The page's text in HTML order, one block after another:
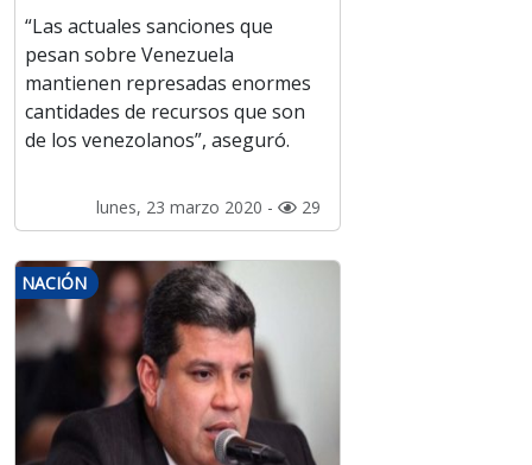
“Las actuales sanciones que
pesan sobre Venezuela
mantienen represadas enormes
cantidades de recursos que son
de los venezolanos”, aseguró.
lunes, 23 marzo 2020 - 29
NACIÓN